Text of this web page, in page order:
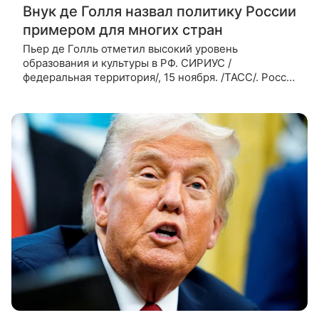
Внук де Голля назвал политику России
примером для многих стран
Пьер де Голль отметил высокий уровень
образования и культуры в РФ. СИРИУС /
федеральная территория/, 15 ноября. /ТАСС/. Россия
сделало ее примером для других госуда